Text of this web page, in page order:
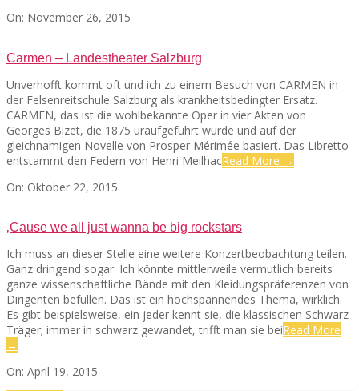
2015-
On: November 26, 2015
Carmen – Landestheater Salzburg
Unverhofft kommt oft und ich zu einem Besuch von CARMEN in
der Felsenreitschule Salzburg als krankheitsbedingter Ersatz.
CARMEN, das ist die wohlbekannte Oper in vier Akten von
Georges Bizet, die 1875 uraufgeführt wurde und auf der
gleichnamigen Novelle von Prosper Mérimée basiert. Das Libretto
entstammt den Federn von Henri MeilhacRead More →
2015-
On: Oktober 22, 2015
‚Cause we all just wanna be big rockstars
Ich muss an dieser Stelle eine weitere Konzertbeobachtung teilen.
Ganz dringend sogar. Ich könnte mittlerweile vermutlich bereits
ganze wissenschaftliche Bände mit den Kleidungspräferenzen von
Dirigenten befüllen. Das ist ein hochspannendes Thema, wirklich.
Es gibt beispielsweise, ein jeder kennt sie, die klassischen Schwarz-
Träger; immer in schwarz gewandet, trifft man sie beiRead More
→
2015-
On: April 19, 2015